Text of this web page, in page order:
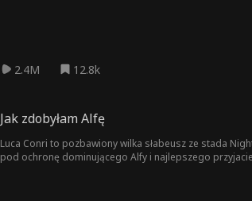
2.4M 12.8k
Jak zdobyłam Alfę
Luca Conri to pozbawiony wilka słabeusz ze stada
pod ochronę dominującego Alfy i najlepszego